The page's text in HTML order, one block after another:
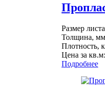
Размер
Толщина,
Плотность,
Цена за
Подробнее